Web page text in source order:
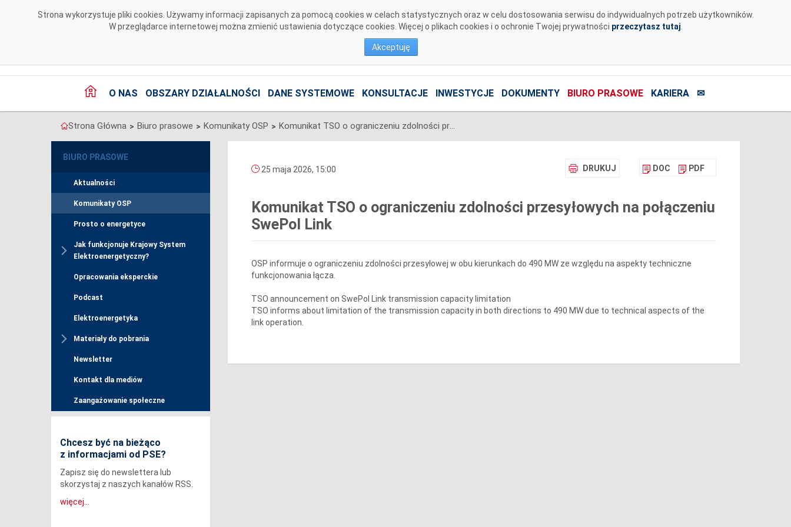
Strona wykorzystuje pliki cookies. Używamy informacji zapisanych za pomocą cookies w celach statystycznych oraz w celu dostosowania serwisu do indywidualnych potrzeb użytkowników.
W przeglądarce internetowej można zmienić ustawienia dotyczące cookies. Więcej o plikach cookies i o ochronie Twojej prywatności przeczytasz tutaj
Akceptuję
O NAS OBSZARY DZIAŁALNOŚCI DANE SYSTEMOWE KONSULTACJE INWESTYCJE DOKUMENTY BIURO PRASOWE KARIERA ✉
Strona Główna > Biuro prasowe > Komunikaty OSP > Komunikat TSO o ograniczeniu zdolności przesyłowych na połączeniu SwePol Link
BIURO PRASOWE
Aktualności
Komunikaty OSP
Prosto o energetyce
Jak funkcjonuje Krajowy System
Elektroenergetyczny?
Opracowania eksperckie
Podcast
Elektroenergetyka
Materiały do pobrania
Newsletter
Kontakt dla mediów
Zaangażowanie społeczne
Chcesz być na bieżąco
z informacjami od PSE?
Zapisz się do newslettera lub
skorzystaj z naszych kanałów RSS.
więcej...
DRUKUJ DOC PDF
25 maja 2026, 15:00
Komunikat TSO o ograniczeniu zdolności przesyłowych na połączeniu
SwePol Link
OSP informuje o ograniczeniu zdolności przesyłowej w obu kierunkach do 490 MW ze względu na aspekty techniczne
funkcjonowania łącza.
TSO announcement on SwePol Link transmission capacity limitation
TSO informs about limitation of the transmission capacity in both directions to 490 MW due to technical aspects of the
link operation.